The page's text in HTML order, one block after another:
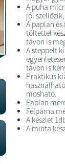
A puha
jól
A paplan
töltettel
távon is
A steppelt
távon is
Praktikus
mosható.
Paplan
Félpárna
A készlet
A minta